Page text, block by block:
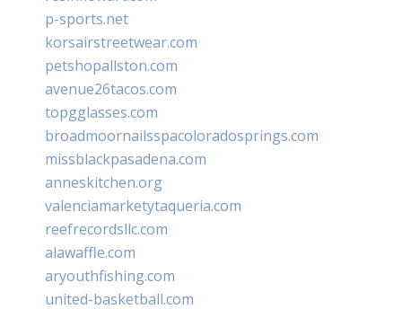
p-sports.net
korsairstreetwear.com
petshopallston.com
avenue26tacos.com
topgglasses.com
broadmoornailsspacoloradosprings.com
missblackpasadena.com
anneskitchen.org
valenciamarketytaqueria.com
reefrecordsllc.com
alawaffle.com
aryouthfishing.com
united-basketball.com